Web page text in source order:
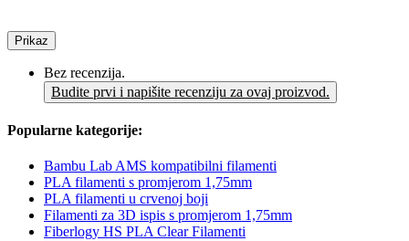
Prikaz
Bez recenzija.
Budite prvi i napišite recenziju za ovaj proizvod.
Popularne kategorije:
Bambu Lab AMS kompatibilni filamenti
PLA filamenti s promjerom 1,75mm
PLA filamenti u crvenoj boji
Filamenti za 3D ispis s promjerom 1,75mm
Fiberlogy HS PLA Clear Filamenti